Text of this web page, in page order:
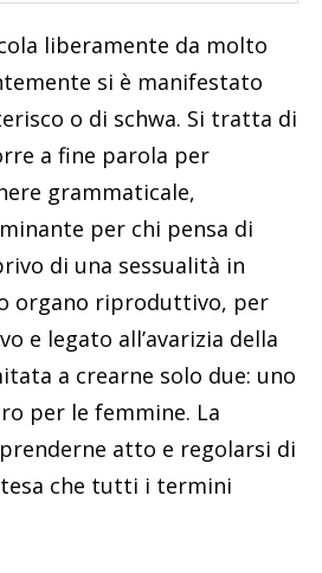
liberamente da molto
si è manifestato
o di schwa. Si tratta di
a fine parola per
grammaticale,
per chi pensa di
di una sessualità in
organo riproduttivo, per
e legato all’avarizia della
a crearne solo due: uno
per le femmine. La
atto e regolarsi di
che tutti i termini